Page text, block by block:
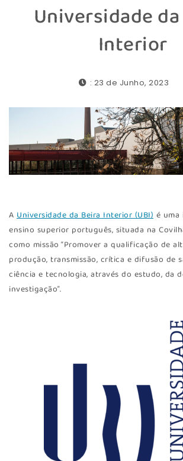
Universidade
Interior
: 23 de Junho, 2023
A Universidade da Beira Interior (UBI) é
ensino superior português, situada na
como missão “Promover a qualificação de
produção, transmissão, crítica e difusão de
ciência e tecnologia, através do estudo, da
investigação”.